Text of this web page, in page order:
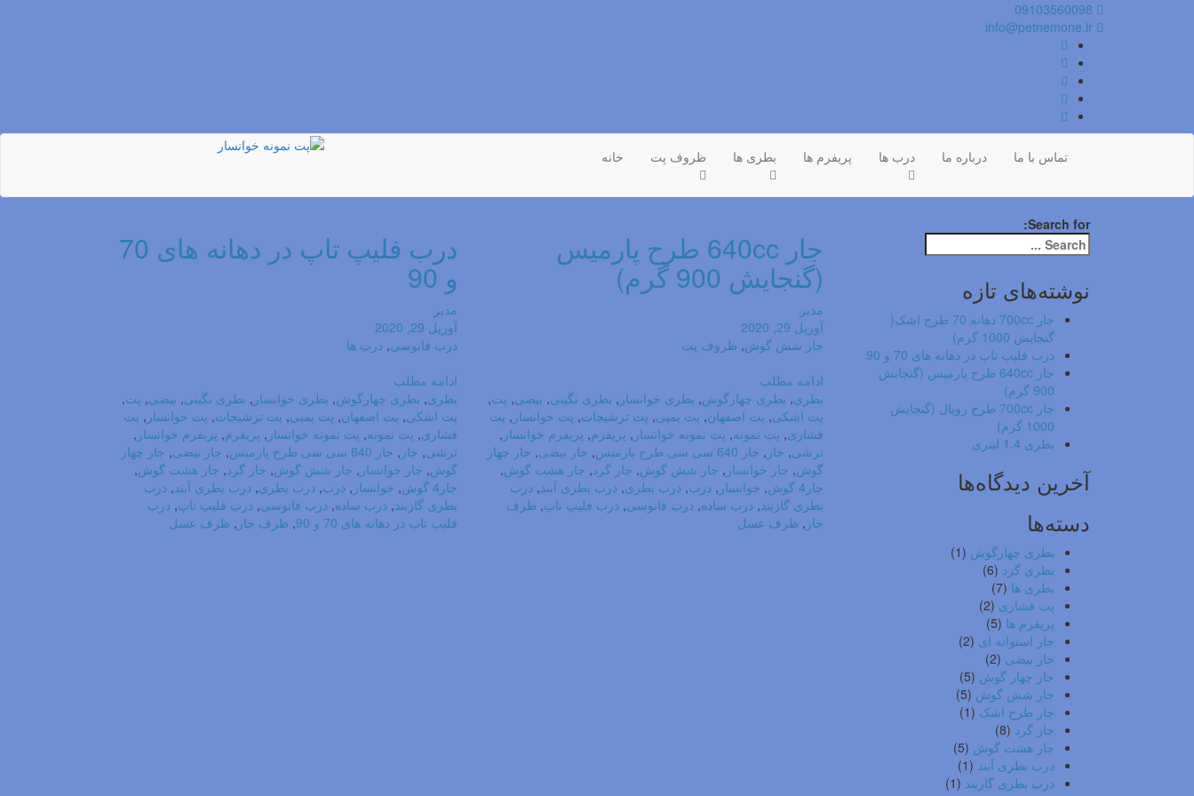
خانه ظروف پت‬‎ بطری ها پریفرم ها درب ها درباره ما تماس با ما
درب فلیپ تاپ در دهانه های 70
و 90
مدیر
آوریل 29, 2020
درب فانوسی,درب ها
ادامه مطلب
بطری, بطری چهارگوش, بطری خوانسار , بطری نگینی, بیضی, پت,
پت اشکی, پت اصفهان, پت پمپی, پت ترشیجات, پت خوانسار , پت
فشاری, پت نمونه, پت نمونه خوانسار , پریفرم, پریفرم خوانسار ,
ترشی, جار , جار 640 سی سی طرح پارمیس , جار بیضی, جار چهار
گوش, جار خوانسار , جار شش گوش, جار گرد, جار هشت گوش,
جار4 گوش
, خوانسار ,درب,درب بطری,درب بطری آبند,درب
بطری گازبند,درب ساده,درب فانوسی,درب فلیپ تاپ,درب
فلیپ تاپ در دهانه های 70 و 90
, ظرف جار , ظرف عسل
جار 640cc طرح پارمیس
(گنجایش 900 گرم)
مدیر
آوریل 29, 2020
جار شش گوش, ظروف پت‬‎
ادامه مطلب
بطری, بطری چهارگوش, بطری خوانسار , بطری نگینی, بیضی, پت,
پت اشکی, پت اصفهان, پت پمپی, پت ترشیجات, پت خوانسار , پت
فشاری, پت نمونه, پت نمونه خوانسار , پریفرم, پریفرم خوانسار ,
ترشی, جار , جار 640 سی سی طرح پارمیس , جار بیضی, جار چهار
گوش, جار خوانسار , جار شش گوش, جار گرد, جار هشت گوش,
جار4 گوش
, خوانسار , درب, درب بطری, درب بطری آبند, درب
بطری گازبند, درب ساده, درب فانوسی, درب فلیپ تاپ, ظرف
جار , ظرف عسل
Search for:
نوشته‌های تازه
جار 700cc دهانه 70 طرح اشک(
گنجایش 1000 گرم)
درب فلیپ تاپ در دهانه های 70 و 90
جار 640cc طرح پارمیس (گنجایش
900 گرم)
جار 700cc طرح رویال (گنجایش
1000 گرم)
بطری 1.4 لیتری
آخرین دیدگاه‌ها
دسته‌ها
بطری چهارگوش (1)
بطری گرد (6)
بطری ها (7)
پت فشاری (2)
پریفرم ها (5)
جار استوانه ای (2)
جار بیضی (2)
جار چهار گوش (5)
جار شش گوش (5)
جار طرح اشک (1)
جار گرد (8)
جار هشت گوش (5)
درب بطری آبند (1)
درب بطری گازبند (1)